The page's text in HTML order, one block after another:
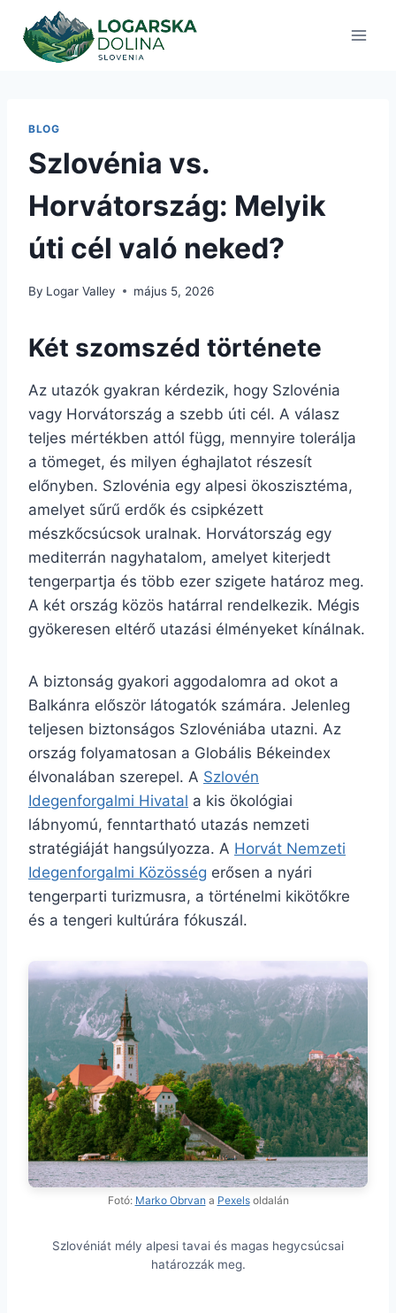
content
BLOG
Szlovénia vs.
Horvátország: Melyik
úti cél való neked?
By Logar Valley május 5, 2026
Két szomszéd története
Az utazók gyakran kérdezik, hogy Szlovénia
vagy Horvátország a szebb úti cél. A válasz
teljes mértékben attól függ, mennyire tolerálja
a tömeget, és milyen éghajlatot részesít
előnyben. Szlovénia egy alpesi ökoszisztéma,
amelyet sűrű erdők és csipkézett
mészkőcsúcsok uralnak. Horvátország egy
mediterrán nagyhatalom, amelyet kiterjedt
tengerpartja és több ezer szigete határoz meg.
A két ország közös határral rendelkezik. Mégis
gyökeresen eltérő utazási élményeket kínálnak.
A biztonság gyakori aggodalomra ad okot a
Balkánra először látogatók számára. Jelenleg
teljesen biztonságos Szlovéniába utazni. Az
ország folyamatosan a Globális Békeindex
élvonalában szerepel. A Szlovén
Idegenforgalmi Hivatal a kis ökológiai
lábnyomú, fenntartható utazás nemzeti
stratégiáját hangsúlyozza. A Horvát Nemzeti
Idegenforgalmi Közösség erősen a nyári
tengerparti turizmusra, a történelmi kikötőkre
és a tengeri kultúrára fókuszál.
Fotó: Marko Obrvan a Pexelsoldalán
Szlovéniát mély alpesi tavai és magas hegycsúcsai
határozzák meg.